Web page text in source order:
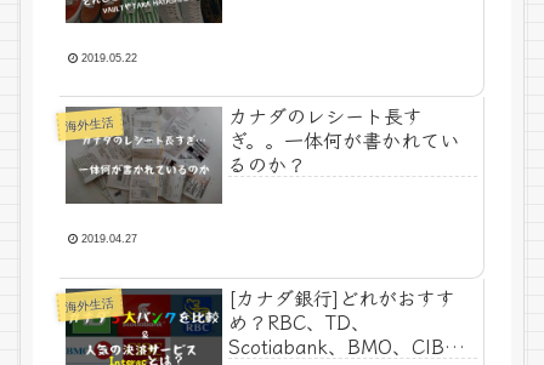
2019.05.22
海外生活
カナダのレシート長す
ぎ。。一体何が書かれてい
るのか？
2019.04.27
海外生活
[カナダ銀行]どれがおすす
め？RBC、TD、
Scotiabank、BMO、CIBC